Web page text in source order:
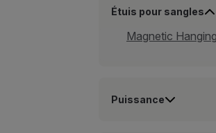
Étuis pour sangles
Magnetic
Puissance